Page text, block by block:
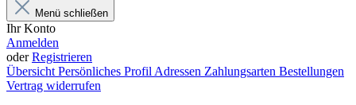
Menü schließen
Ihr Konto
Anmelden
oderRegistrieren
Übersicht Persönliches Profil Adressen Zahlungsarten Bestellungen
Vertrag widerrufen